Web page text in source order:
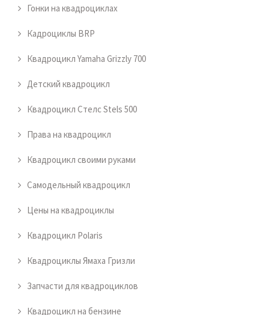
Гонки на квадроциклах
Кадроциклы BRP
Квадроцикл Yamaha Grizzly 700
Детский квадроцикл
Квадроцикл Стелс Stels 500
Права на квадроцикл
Квадроцикл своими руками
Самодельный квадроцикл
Цены на квадроциклы
Квадроцикл Polaris
Квадроциклы Ямаха Гризли
Запчасти для квадроциклов
Квадроцикл на бензине